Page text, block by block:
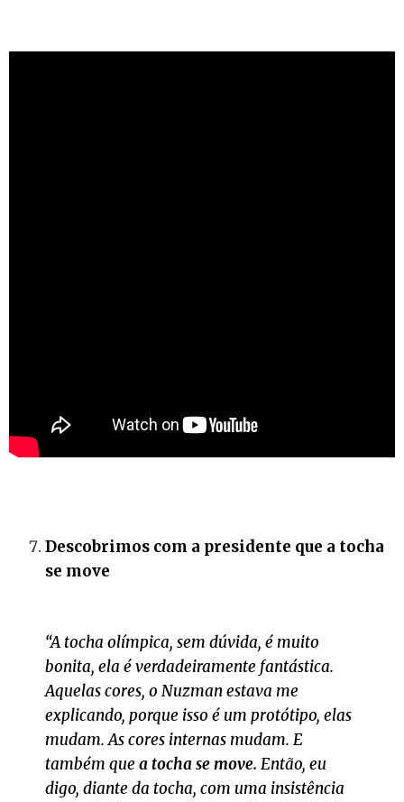
Descobrimos com a presidente que a tocha
se move
“A tocha olímpica, sem dúvida, é muito
bonita, ela é verdadeiramente fantástica.
Aquelas cores, o Nuzman estava me
explicando, porque isso é um protótipo, elas
mudam. As cores internas mudam. E
também que a tocha se move. Então, eu
digo, diante da tocha, com uma insistência